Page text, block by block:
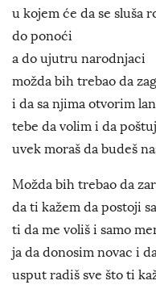
u kojem će da se sluša
do ponoći
a do ujutru narodnjaci
možda bih trebao da
i da sa njima otvorim
tebe da volim i da
uvek moraš da budeš
Možda bih trebao da
da ti kažem da postoji
ti da me voliš i samo
ja da donosim novac i
usput radiš sve što ti